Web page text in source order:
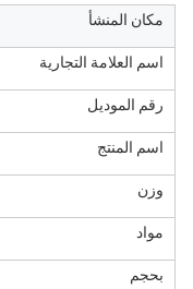
مكان المنشأ
اسم العلامة التجارية
رقم الموديل
اسم المنتج
وزن
مواد
بحجم